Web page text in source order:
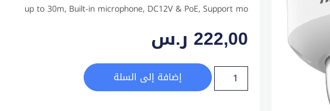
up to 30m, Built-in microphone, DC12V & PoE, Support mo
222,00 ر.س
إضافة إلى السلة